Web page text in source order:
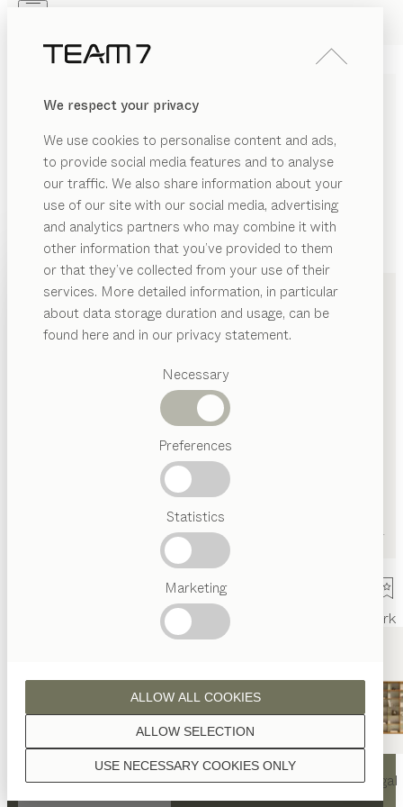
We respect your privacy
We use cookies to personalise content and ads,
to provide social media features and to analyse
our traffic. We also share information about your
use of our site with our social media, advertising
and analytics partners who may combine it with
other information that you’ve provided to them
or that they’ve collected from your use of their
services. More detailed information, in particular
about data storage duration and usage, can be
found here and in our privacy statement.
Necessary
Preferences
Statistics
Marketing
USE NECESSARY COOKIES ONLY
ALLOW SELECTION
ALLOW ALL COOKIES
PRODUKTE
INSPIRATION
HÄNDLER
Vorgeschlagene
Kategorien
Österreichisches
Handwerk
nyaTisch nyaStuhl filignoRegal
PRODUKTE
INSPIRATION
ÜBER UNS
+43 732 78161010
Referenzen Kontakt
KONTAKT
TEAM 7 Linz